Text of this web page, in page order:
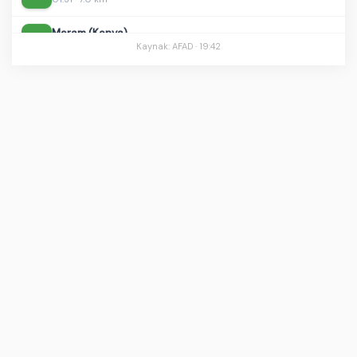
0.7 00:48 · 7.0 km
Kaynak: AFAD · 19:42